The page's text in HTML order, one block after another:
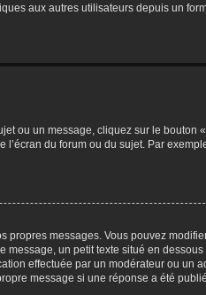
aux autres utilisateurs depuis un
ou un message, cliquez sur le bouton
du forum ou du sujet. Par
messages. Vous pouvez
un petit texte situé en
effectuée par un modérateur ou un
message si une réponse a été